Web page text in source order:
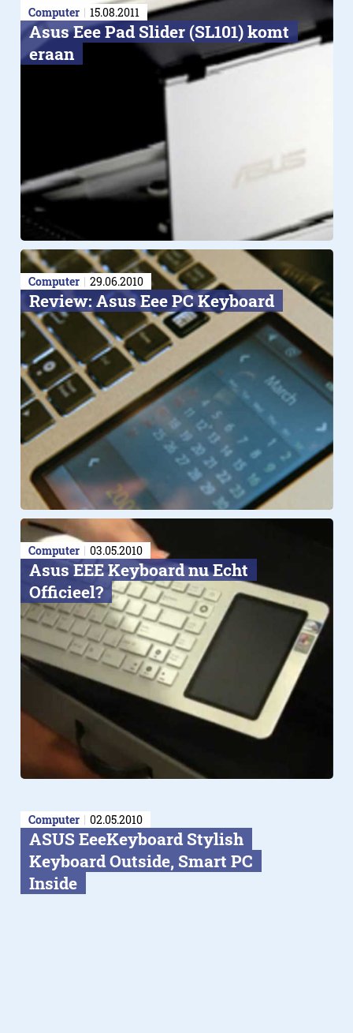
Computer 15.08.2011
Asus Eee Pad Slider (SL101) komt
eraan
Computer 29.06.2010
Review: Asus Eee PC Keyboard
Computer 03.05.2010
Asus EEE Keyboard nu Echt
Officieel?
Computer 02.05.2010
ASUS EeeKeyboard Stylish
Keyboard Outside, Smart PC
Inside